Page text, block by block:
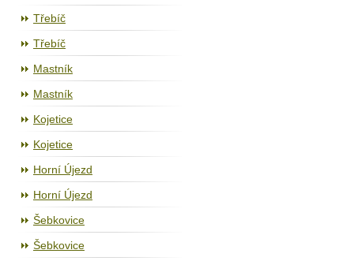
Třebíč
Třebíč
Mastník
Mastník
Kojetice
Kojetice
Horní Újezd
Horní Újezd
Šebkovice
Šebkovice